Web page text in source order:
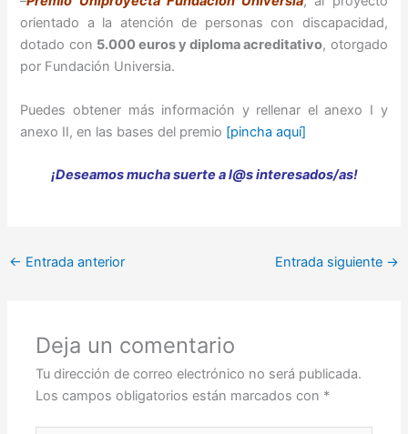
orientado a la atención de personas con discapacidad,
dotado con 5.000 euros y diploma acreditativo, otorgado
por Fundación Universia.
Puedes obtener más información y rellenar el anexo I y
anexo II, en las bases del premio [pincha aquí]
¡Deseamos mucha suerte a l@s interesados/as!
← Entrada anterior Entrada siguiente →
Deja un comentario
Tu dirección de correo electrónico no será publicada.
Los campos obligatorios están marcados con *